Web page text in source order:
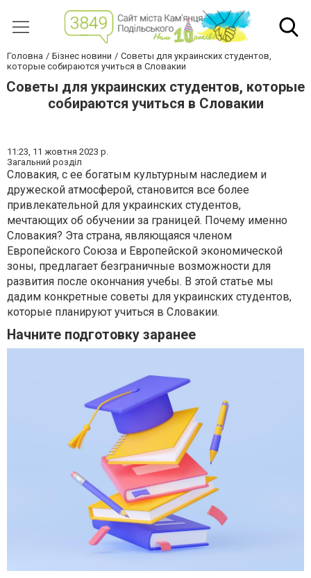
Головна Бізнес новини
Советы для украинских студентов,
которые собираются учиться в Словакии
Советы для украинских студентов, которые
собираются учиться в Словакии
11:23, 11 жовтня 2023 р.
Загальний розділ
Словакия, с ее богатым культурным наследием и
дружеской атмосферой, становится все более
привлекательной для украинских студентов,
мечтающих об обучении за границей. Почему именно
Словакия? Эта страна, являющаяся членом
Европейского Союза и Европейской экономической
зоны, предлагает безграничные возможности для
развития после окончания учебы. В этой статье мы
дадим конкретные советы для украинских студентов,
которые планируют учиться в Словакии.
Начните подготовку заранее